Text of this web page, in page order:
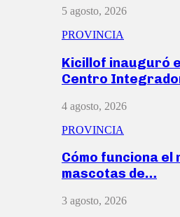
5 agosto, 2026
PROVINCIA
Kicillof inauguró
Centro
4 agosto, 2026
PROVINCIA
Cómo funciona
mascotas de…
3 agosto, 2026